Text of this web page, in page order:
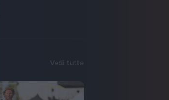
Vedi tutte